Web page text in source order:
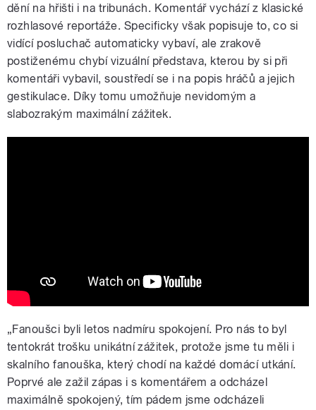
dění na hřišti i na tribunách. Komentář vychází z klasické
rozhlasové reportáže. Specificky však popisuje to, co si
vidící posluchač automaticky vybaví, ale zrakově
postiženému chybí vizuální představa, kterou by si při
komentáři vybavil, soustředí se i na popis hráčů a jejich
gestikulace. Díky tomu umožňuje nevidomým a
slabozrakým maximální zážitek.
„Fanoušci byli letos nadmíru spokojení. Pro nás to byl
tentokrát trošku unikátní zážitek, protože jsme tu měli i
skalního fanouška, který chodí na každé domácí utkání.
Poprvé ale zažil zápas i s komentářem a odcházel
maximálně spokojený, tím pádem jsme odcházeli